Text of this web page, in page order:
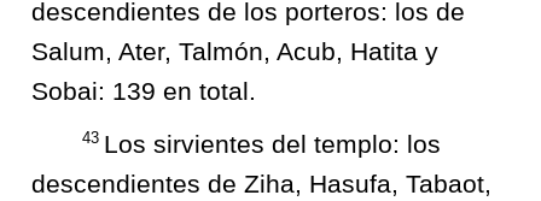
descendientes de los porteros: los de
Salum, Ater, Talmón, Acub, Hatita y
Sobai: 139 en total.
43 Los sirvientes del templo: los
descendientes de Ziha, Hasufa, Tabaot,